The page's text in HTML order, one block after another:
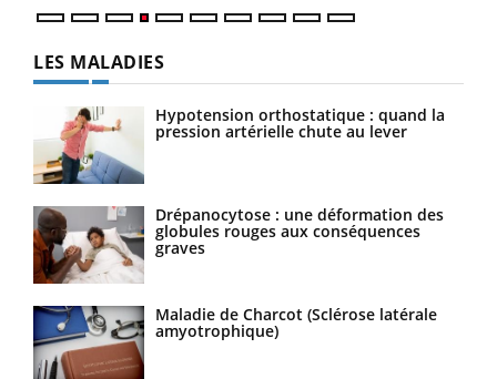
LES MALADIES
Hypotension orthostatique : quand la
pression artérielle chute au lever
Drépanocytose : une déformation des
globules rouges aux conséquences
graves
Maladie de Charcot (Sclérose latérale
amyotrophique)